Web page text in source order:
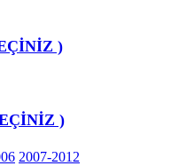
)
)
2007-2012